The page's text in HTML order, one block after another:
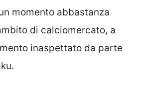
momento abbastanza
di calciomercato, a
inaspettato da parte